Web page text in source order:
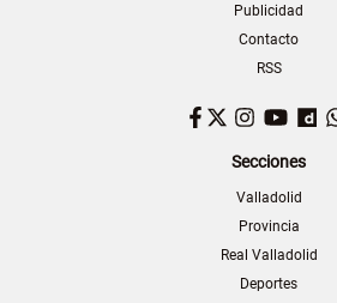
Publicidad
Contacto
RSS
Facebook
Twitter
Secciones
Valladolid
Provincia
Real Valladolid
Deportes